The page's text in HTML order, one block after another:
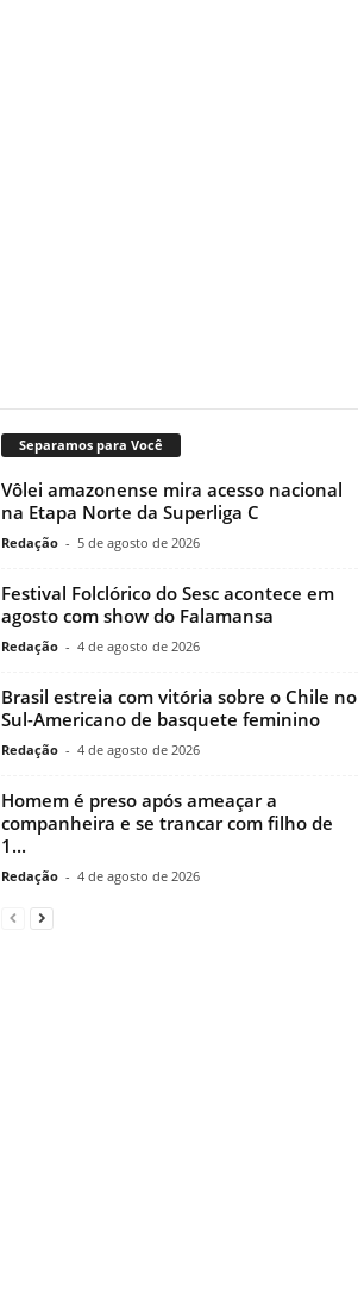
Separamos para Você
Vôlei amazonense mira acesso nacional
na Etapa Norte da Superliga C
Redação - 5 de agosto de 2026
Festival Folclórico do Sesc acontece em
agosto com show do Falamansa
Redação - 4 de agosto de 2026
Brasil estreia com vitória sobre o Chile no
Sul-Americano de basquete feminino
Redação - 4 de agosto de 2026
Homem é preso após ameaçar a
companheira e se trancar com filho de
1...
Redação - 4 de agosto de 2026